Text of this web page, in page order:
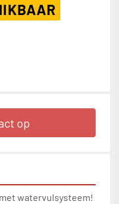
op
watervulsysteem!